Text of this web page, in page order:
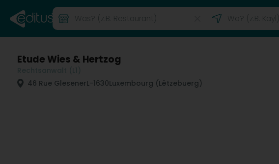
Etude Wies & Hertzog
46 Rue GlesenerL-1630Luxembourg (Lëtzebuerg)